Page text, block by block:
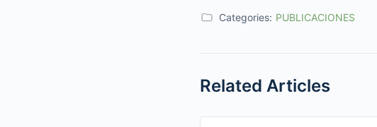
Categories: PUBLICACIONES
Related Articles